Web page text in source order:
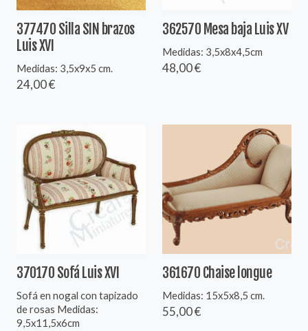
377470 Silla SIN brazos
Luis XVI
Medidas: 3,5x9x5 cm.
24,00 €
362570 Mesa baja Luis XV
Medidas: 3,5x8x4,5cm
48,00 €
370170 Sofá Luis XVI
Sofá en nogal con tapizado
de rosas Medidas:
9,5x11,5x6cm
361670 Chaise longue
Medidas: 15x5x8,5 cm.
55,00 €